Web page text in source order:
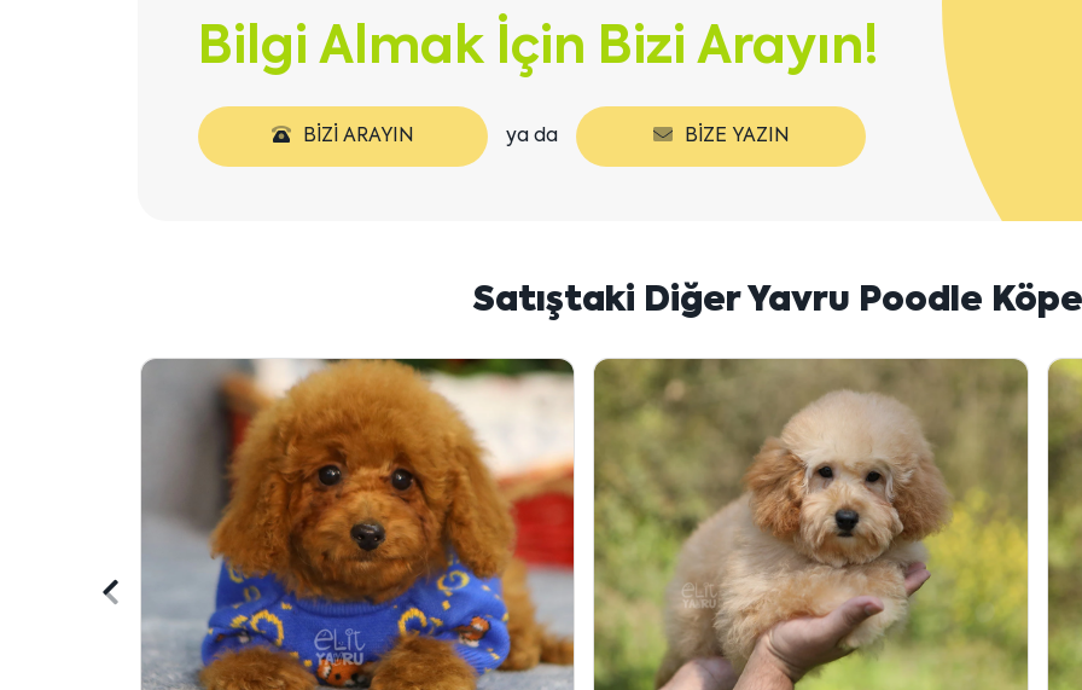
Bilgi Almak İçin Bizi Arayın!
BIZI ARAYIN ya da BIZE YAZIN
Satıştaki Diğer Yavru Poodle
Önceki
içeriği